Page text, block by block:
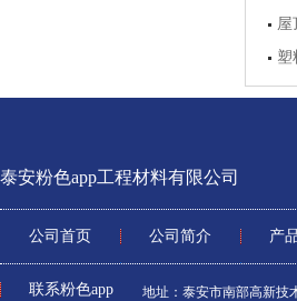
屋
塑
泰安粉色app工程材料有限公司
公司首页 公司简介 产
联系粉色app
地址：泰安市南部高新技